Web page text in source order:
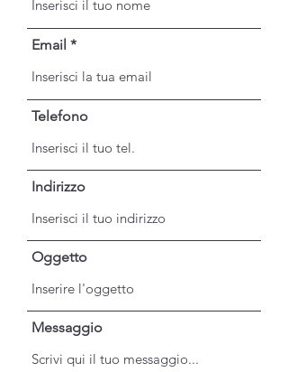
Email
Telefono
Indirizzo
Oggetto
Messaggio